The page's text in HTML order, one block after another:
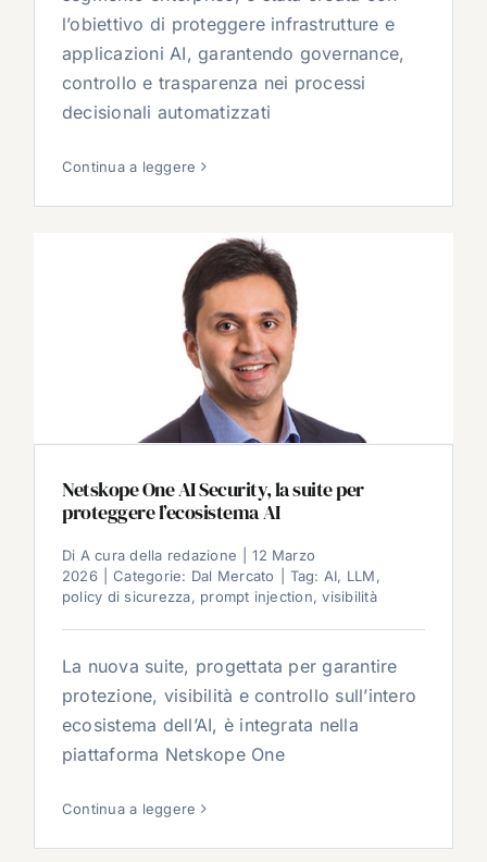
l’obiettivo di proteggere infrastrutture e
applicazioni AI, garantendo governance,
controllo e trasparenza nei processi
decisionali automatizzati
Continua a leggere
Netskope One AI Security, la suite per
proteggere l’ecosistema AI
Di A cura della redazione
12 Marzo
2026
Categorie: Dal Mercato Tag: AI, LLM,
policy di sicurezza, prompt injection,visibilità
La nuova suite, progettata per garantire
protezione, visibilità e controllo sull’intero
ecosistema dell’AI, è integrata nella
piattaforma Netskope One
Continua a leggere